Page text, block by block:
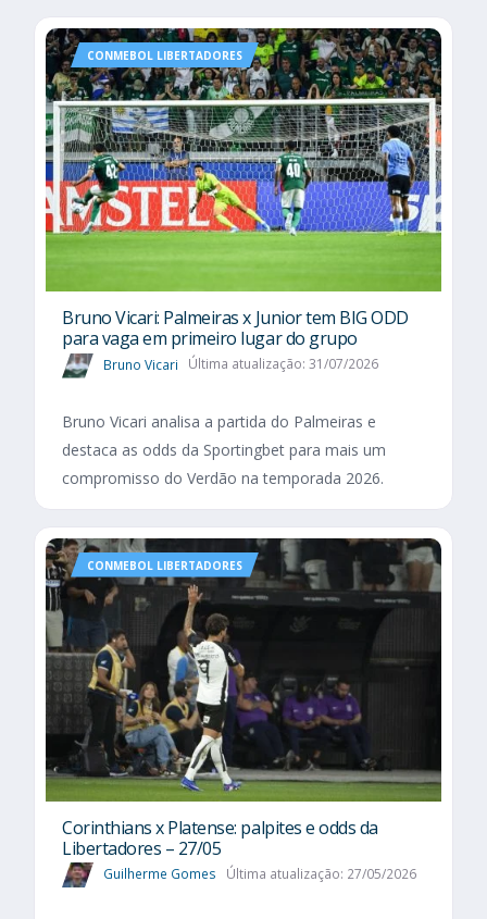
CONMEBOL LIBERTADORES
Bruno Vicari: Palmeiras x Junior tem BIG ODD
para vaga em primeiro lugar do grupo
Bruno Vicari Última atualização: 31/07/2026
Bruno Vicari analisa a partida do Palmeiras e
destaca as odds da Sportingbet para mais um
compromisso do Verdão na temporada 2026.
CONMEBOL LIBERTADORES
Corinthians x Platense: palpites e odds da
Libertadores – 27/05
Guilherme Gomes Última atualização: 27/05/2026